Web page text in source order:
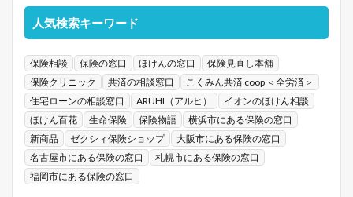
人気検索キーワード
保険相談 保険の窓口 ほけんの窓口
保険見直し本舗
保険クリニック
共済の相談窓口
こくみん共済 coop ＜全労済＞
住宅ローンの相談窓口
ARUHI（アルヒ）
イオンのほけん相談
ほけん百花
生命保険 保険物語
横浜市にある保険の窓口
新商品
ゼクシィ保険ショップ
大阪市にある保険の窓口
名古屋市にある保険の窓口
札幌市にある保険の窓口
福岡市にある保険の窓口